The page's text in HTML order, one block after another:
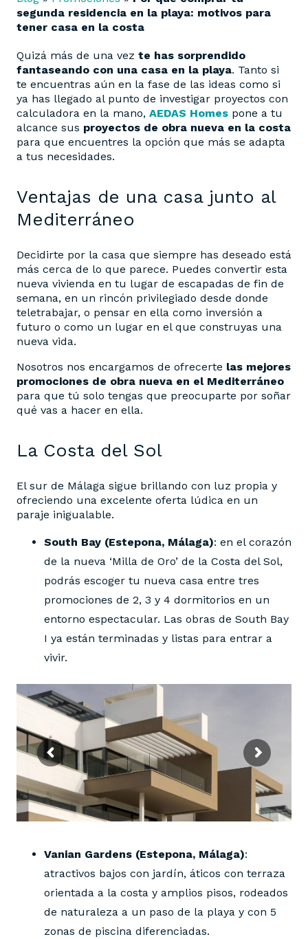
segunda residencia en la playa: motivos para
tener casa en la costa
Quizá más de una vez te has sorprendido
fantaseando con una casa en la playa. Tanto si
te encuentras aún en la fase de las ideas como si
ya has llegado al punto de investigar proyectos con
calculadora en la mano, AEDAS Homes pone a tu
alcance sus proyectos de obra nueva en la costa
para que encuentres la opción que más se adapta
a tus necesidades.
Ventajas de una casa junto al
Mediterráneo
Decidirte por la casa que siempre has deseado está
más cerca de lo que parece. Puedes convertir esta
nueva vivienda en tu lugar de escapadas de fin de
semana, en un rincón privilegiado desde donde
teletrabajar, o pensar en ella como inversión a
futuro o como un lugar en el que construyas una
nueva vida.
Nosotros nos encargamos de ofrecerte las mejores
promociones de obra nueva en el Mediterráneo
para que tú solo tengas que preocuparte por soñar
qué vas a hacer en ella.
La Costa del Sol
El sur de Málaga sigue brillando con luz propia y
ofreciendo una excelente oferta lúdica en un
paraje inigualable.
South Bay (Estepona, Málaga): en el corazón
de la nueva ‘Milla de Oro’ de la Costa del Sol,
podrás escoger tu nueva casa entre tres
promociones de 2, 3 y 4 dormitorios en un
entorno espectacular. Las obras de South Bay
I ya están terminadas y listas para entrar a
vivir.
Vanian Gardens (Estepona, Málaga):
atractivos bajos con jardín, áticos con terraza
orientada a la costa y amplios pisos, rodeados
de naturaleza a un paso de la playa y con 5
zonas de piscina diferenciadas.